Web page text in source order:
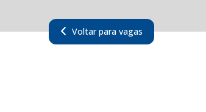
Voltar para vagas